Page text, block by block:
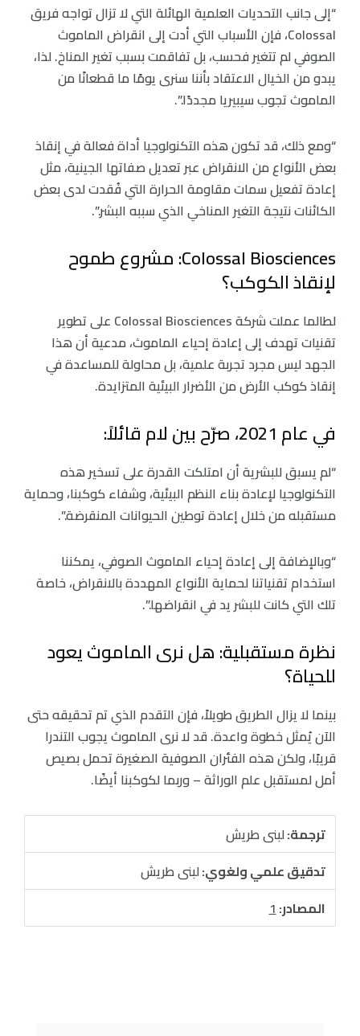
“إلى جانب التحديات العلمية الهائلة التي لا تزال تواجه فريق
Colossal، فإن الأسباب التي أدت إلى انقراض الماموث
الصوفي لم تتغير فحسب، بل تفاقمت بسبب تغير المناخ. لذا،
يبدو من الخيال الاعتقاد بأننا سنرى يومًا ما قطعانًا من
الماموث تجوب سيبيريا مجددًا.”.
“ومع ذلك، قد تكون هذه التكنولوجيا أداة فعالة في إنقاذ
بعض الأنواع من الانقراض عبر تعديل صفاتها الجينية، مثل
إعادة تفعيل سمات مقاومة الحرارة التي فُقدت لدى بعض
الكائنات نتيجة التغير المناخي الذي سببه البشر.”.
Colossal Biosciences: مشروع طموح
لإنقاذ الكوكب؟
لطالما عملت شركة Colossal Biosciences على تطوير
تقنيات تهدف إلى إعادة إحياء الماموث، مدعية أن هذا
الجهد ليس مجرد تجربة علمية، بل محاولة للمساعدة في
إنقاذ كوكب الأرض من الأضرار البيئية المتزايدة.
في عام 2021، صرّح بين لام قائلاً:
“لم يسبق للبشرية أن امتلكت القدرة على تسخير هذه
التكنولوجيا لإعادة بناء النظم البيئية، وشفاء كوكبنا، وحماية
مستقبله من خلال إعادة توطين الحيوانات المنقرضة.”.
“وبالإضافة إلى إعادة إحياء الماموث الصوفي، يمكننا
استخدام تقنياتنا لحماية الأنواع المهددة بالانقراض، خاصة
تلك التي كانت للبشر يد في انقراضها.”.
نظرة مستقبلية: هل نرى الماموث يعود
للحياة؟
بينما لا يزال الطريق طويلاً، فإن التقدم الذي تم تحقيقه حتى
الآن يُمثل خطوة واعدة. قد لا نرى الماموث يجوب التندرا
قريبًا، ولكن هذه الفئران الصوفية الصغيرة تحمل بصيص
أمل لمستقبل علم الوراثة – وربما لكوكبنا أيضًا.
ترجمة:لبنى طريش
تدقيق علمي ولغوي:لبنى طريش
المصادر:1